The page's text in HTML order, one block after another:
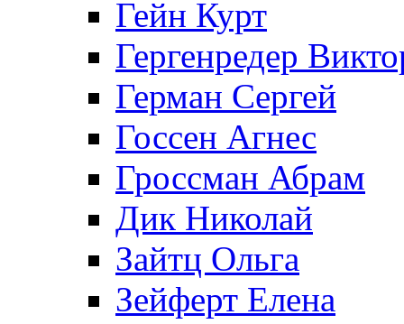
Гейн Курт
Гергенредер
Герман Сергей
Госсен Агнес
Гроссман Абрам
Дик Николай
Зайтц Ольга
Зейферт Елена